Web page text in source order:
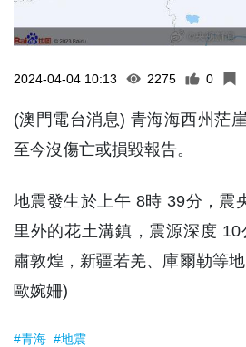
2024-04-04 10:13 2275 0
(澳門電台消息) 青海海西州茫
至今沒傷亡或損毀報告。
地震發生於上午 8時 39分，震
里外的花土溝鎮，震源深度
肅敦煌，新疆若羌、庫爾勒等
歐婉姍)
#青海 #地震